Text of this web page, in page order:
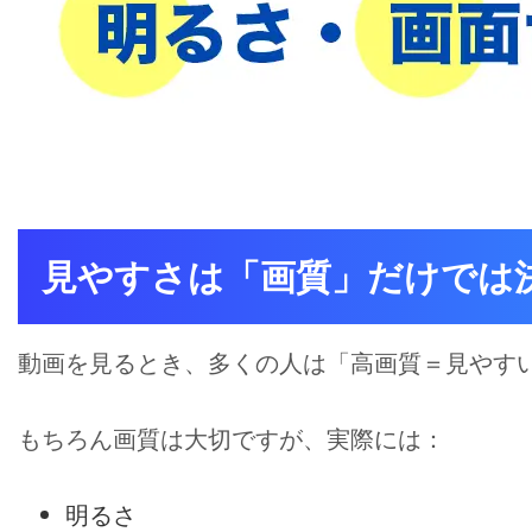
見やすさは「画質」だけでは
動画を見るとき、多くの人は「高画質＝見やす
もちろん画質は大切ですが、実際には：
明るさ